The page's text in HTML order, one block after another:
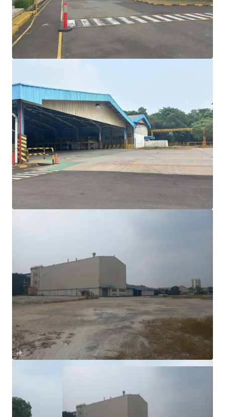
the site is accessible by a 40 feet container trucks.
Suitable to develop a site as a warehousing complex to
capture demand from the surrounding industrial
estates, e.g. Kota Bukit Indah and Indotaisei Industrial
develop as a commercial area in the future.
Owned by notable manufacturer from Germany.
Fasilitas bekas pabrik yang cukup besar dengan
bangunan yang terawat baik untuk area produksi,
gudang, dan ruang kantor.
Terletak di Cikampek, 5 km dari Gerbang Tol Kalihurip,
lokasi ini dapat diakses dengan truk kontainer 40 feet.
Cocok untuk mengembangkan lokasi sebagai kompleks
pergudangan untuk memenuhi permintaan dari
kawasan industri di sekitarnya, misalnya Kota Bukit
untuk dikembangkan sebagai area komersial di masa
mendatang.
Dimiliki oleh produsen ternama dari Jerman.